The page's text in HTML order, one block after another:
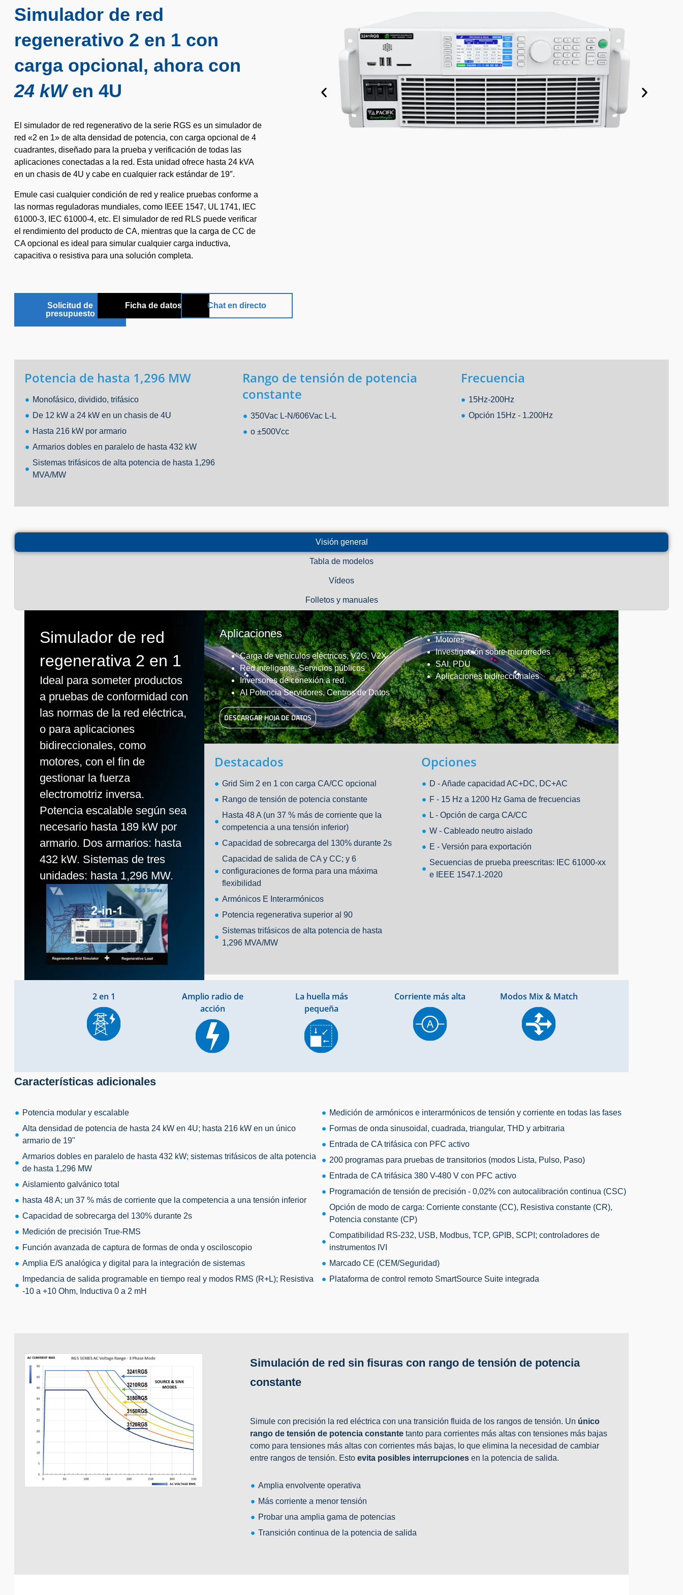
Simulador de red
regenerativo 2 en 1 con
carga opcional, ahora con
24 kWen 4U
El simulador de red regenerativo de la serie RGS es un simulador de
red «2 en 1» de alta densidad de potencia, con carga opcional de 4
cuadrantes, diseñado para la prueba y verificación de todas las
aplicaciones conectadas a la red. Esta unidad ofrece hasta 24 kVA
en un chasis de 4U y cabe en cualquier rack estándar de 19″.
Emule casi cualquier condición de red y realice pruebas conforme a
las normas reguladoras mundiales, como IEEE 1547, UL 1741, IEC
61000-3, IEC 61000-4, etc. El simulador de red RLS puede verificar
el rendimiento del producto de CA, mientras que la carga de CC de
CA opcional es ideal para simular cualquier carga inductiva,
capacitiva o resistiva para una solución completa.
Solicitud de
presupuesto
Ficha de datos Chat en directo
Potencia de hasta 1,296 MW
Monofásico, dividido, trifásico
De 12 kW a 24 kW en un chasis de 4U
Hasta 216 kW por armario
Armarios dobles en paralelo de hasta 432 kW
Sistemas trifásicos de alta potencia de hasta 1,296
MVA/MW
Rango de tensión de potencia
constante
350Vac L-N/606Vac L-L
o ±500Vcc
Frecuencia
15Hz-200Hz
Opción 15Hz - 1.200Hz
Visión general
Tabla de modelos
Vídeos
Folletos y manuales
Simulador de red
regenerativa 2 en 1
Ideal para someter productos
a pruebas de conformidad con
las normas de la red eléctrica,
o para aplicaciones
bidireccionales, como
motores, con el fin de
gestionar la fuerza
electromotriz inversa.
Potencia escalable según sea
necesario hasta 189 kW por
armario. Dos armarios: hasta
432 kW. Sistemas de tres
unidades: hasta 1,296 MW.
Aplicaciones
Carga de vehículos eléctricos, V2G, V2X
Red inteligente, Servicios públicos
Inversores de conexión a red,
AI Potencia Servidores, Centros de Datos
DESCARGAR HOJA DE DATOS
Motores
Investigación sobre microrredes
SAI, PDU
Aplicaciones bidireccionales
Destacados
Grid Sim 2 en 1 con carga CA/CC opcional
Rango de tensión de potencia constante
Hasta 48 A (un 37 % más de corriente que la
competencia a una tensión inferior)
Capacidad de sobrecarga del 130% durante 2s
Capacidad de salida de CA y CC; y 6
configuraciones de forma para una máxima
flexibilidad
Armónicos E Interarmónicos
Potencia regenerativa superior al 90
Sistemas trifásicos de alta potencia de hasta
1,296 MVA/MW
Opciones
D - Añade capacidad AC+DC, DC+AC
F - 15 Hz a 1200 Hz Gama de frecuencias
L - Opción de carga CA/CC
W - Cableado neutro aislado
E - Versión para exportación
Secuencias de prueba preescritas: IEC 61000-xx
e IEEE 1547.1-2020
2 en 1
Amplio radio de
acción
La huella más
pequeña
Corriente más alta Modos Mix & Match
Características adicionales
Potencia modular y escalable
Alta densidad de potencia de hasta 24 kW en 4U; hasta 216 kW en un único
armario de 19"
Armarios dobles en paralelo de hasta 432 kW; sistemas trifásicos de alta potencia
de hasta 1,296 MW
Aislamiento galvánico total
hasta 48 A; un 37 % más de corriente que la competencia a una tensión inferior
Capacidad de sobrecarga del 130% durante 2s
Medición de precisión True-RMS
Función avanzada de captura de formas de onda y osciloscopio
Amplia E/S analógica y digital para la integración de sistemas
Impedancia de salida programable en tiempo real y modos RMS (R+L); Resistiva
-10 a +10 Ohm, Inductiva 0 a 2 mH
Medición de armónicos e interarmónicos de tensión y corriente en todas las fases
Formas de onda sinusoidal, cuadrada, triangular, THD y arbitraria
Entrada de CA trifásica con PFC activo
200 programas para pruebas de transitorios (modos Lista, Pulso, Paso)
Entrada de CA trifásica 380 V-480 V con PFC activo
Programación de tensión de precisión - 0,02% con autocalibración continua (CSC)
Opción de modo de carga: Corriente constante (CC), Resistiva constante (CR),
Potencia constante (CP)
Compatibilidad RS-232, USB, Modbus, TCP, GPIB, SCPI; controladores de
instrumentos IVI
Marcado CE (CEM/Seguridad)
Plataforma de control remoto SmartSource Suite integrada
Simulación de red sin fisuras con rango de tensión de potencia
constante
Simule con precisión la red eléctrica con una transición fluida de los rangos de tensión. Un único
rango de tensión de potencia constante tanto para corrientes más altas con tensiones más bajas
como para tensiones más altas con corrientes más bajas, lo que elimina la necesidad de cambiar
entre rangos de tensión. Estoevita posibles interrupciones en la potencia de salida.
Amplia envolvente operativa
Más corriente a menor tensión
Probar una amplia gama de potencias
Transición continua de la potencia de salida